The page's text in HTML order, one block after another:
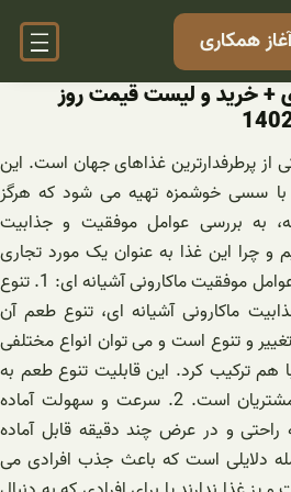
آغاز همکاری
+ خرید و لیست قیمت روز
از پرطرفدارترین غذاهای جهان است. این
با سسی خوشمزه تهیه می شود که هرگز
به بررسی عوامل موفقیت و جذابیت
و چرا این غذا به عنوان یک مورد تجاری
جذاب در نظر گرفته می شود. عوامل موفقیت ماکارونی آشیانه ای: 1. تنوع
ماکارونی آشیانه ای، تنوع طعم آن
و تنوع است و می توان انواع مختلفی
هم ترکیب کرد. این قابلیت تنوع طعم به
معنی جذب بیشترین تعداد مشتریان است. 2. سرعت و سهولت آماده
راحتی و در عرض چند دقیقه قابل آماده
دلایلی است که باعث جذب افرادی می